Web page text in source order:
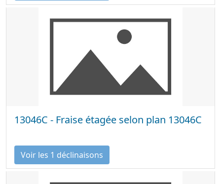
13046C - Fraise étagée selon plan 13046C
Voir les 1 déclinaisons